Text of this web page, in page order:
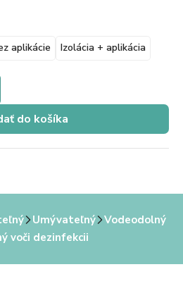
aplikácie Izolácia + aplikácia
do košíka
Umývateľný
Vodeodolný
voči dezinfekcii